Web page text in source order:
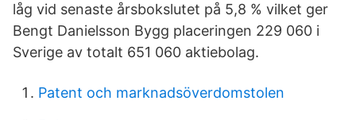
låg vid senaste årsbokslutet på 5,8 % vilket ger
Bengt Danielsson Bygg placeringen 229 060 i
Sverige av totalt 651 060 aktiebolag.
Patent och marknadsöverdomstolen